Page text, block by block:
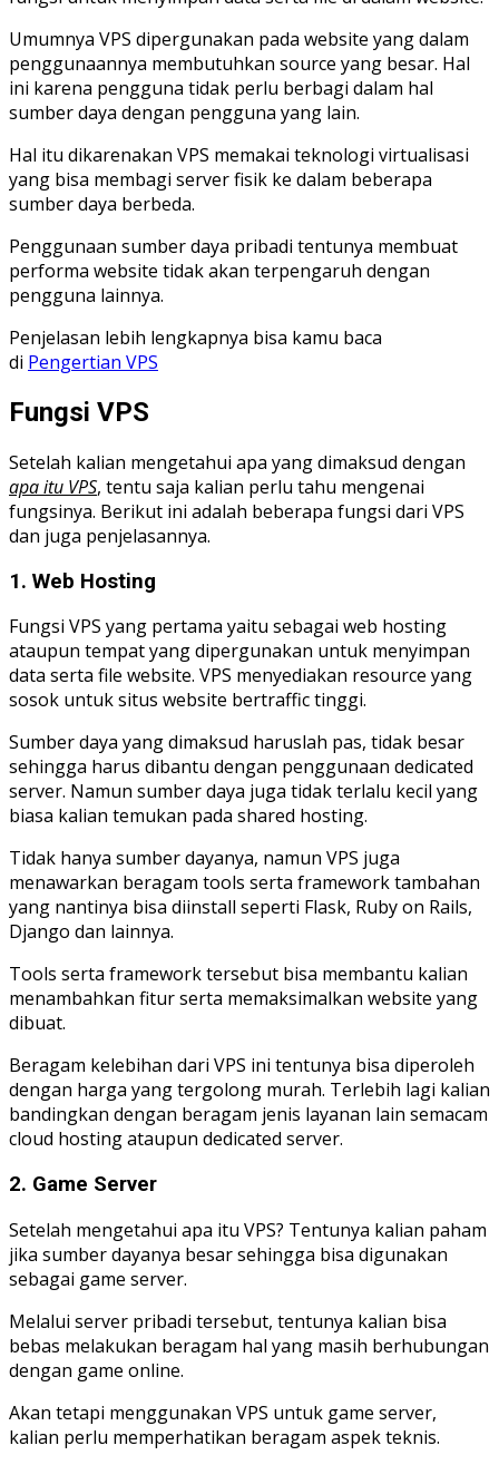
Umumnya VPS dipergunakan pada website yang dalam
penggunaannya membutuhkan source yang besar. Hal
ini karena pengguna tidak perlu berbagi dalam hal
sumber daya dengan pengguna yang lain.
Hal itu dikarenakan VPS memakai teknologi virtualisasi
yang bisa membagi server fisik ke dalam beberapa
sumber daya berbeda.
Penggunaan sumber daya pribadi tentunya membuat
performa website tidak akan terpengaruh dengan
pengguna lainnya.
Penjelasan lebih lengkapnya bisa kamu baca
di Pengertian VPS
Fungsi VPS
Setelah kalian mengetahui apa yang dimaksud dengan
apa itu VPS, tentu saja kalian perlu tahu mengenai
fungsinya. Berikut ini adalah beberapa fungsi dari VPS
dan juga penjelasannya.
1. Web Hosting
Fungsi VPS yang pertama yaitu sebagai web hosting
ataupun tempat yang dipergunakan untuk menyimpan
data serta file website. VPS menyediakan resource yang
sosok untuk situs website bertraffic tinggi.
Sumber daya yang dimaksud haruslah pas, tidak besar
sehingga harus dibantu dengan penggunaan dedicated
server. Namun sumber daya juga tidak terlalu kecil yang
biasa kalian temukan pada shared hosting.
Tidak hanya sumber dayanya, namun VPS juga
menawarkan beragam tools serta framework tambahan
yang nantinya bisa diinstall seperti Flask, Ruby on Rails,
Django dan lainnya.
Tools serta framework tersebut bisa membantu kalian
menambahkan fitur serta memaksimalkan website yang
dibuat.
Beragam kelebihan dari VPS ini tentunya bisa diperoleh
dengan harga yang tergolong murah. Terlebih lagi kalian
bandingkan dengan beragam jenis layanan lain semacam
cloud hosting ataupun dedicated server.
2. Game Server
Setelah mengetahui apa itu VPS? Tentunya kalian paham
jika sumber dayanya besar sehingga bisa digunakan
sebagai game server.
Melalui server pribadi tersebut, tentunya kalian bisa
bebas melakukan beragam hal yang masih berhubungan
dengan game online.
Akan tetapi menggunakan VPS untuk game server,
kalian perlu memperhatikan beragam aspek teknis.